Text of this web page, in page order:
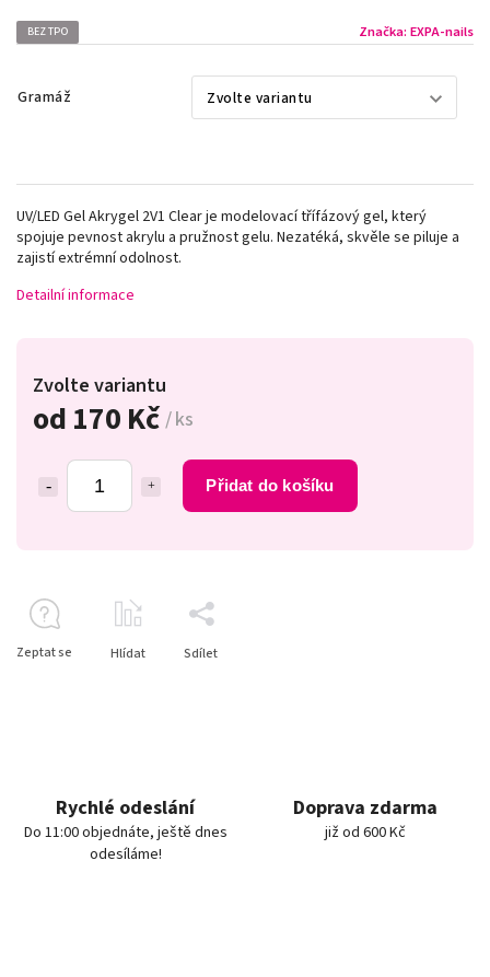
BEZ TPO Značka: EXPA-nails
Gramáž
od 170 Kč / ks
Přidat do košíku
Zvolte variantu
UV/LED Gel Akrygel 2V1 Clear je modelovací třífázový gel, který
spojuje pevnost akrylu a pružnost gelu. Nezatéká, skvěle se piluje a
zajistí extrémní odolnost.
Detailní informace
Zeptat se Hlídat Sdílet
Rychlé odeslání
Do 11:00 objednáte, ještě dnes
odesíláme!
Doprava zdarma
již od 600 Kč